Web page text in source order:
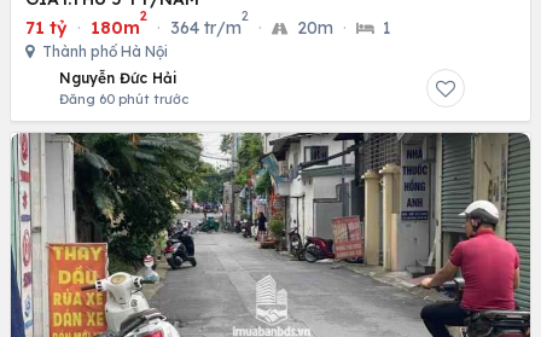
71 tỷ · 180m
2
· 364 tr/m
2
· 20m · 1
Thành phố Hà Nội
Nguyễn Đức Hải
Đăng 60 phút trước